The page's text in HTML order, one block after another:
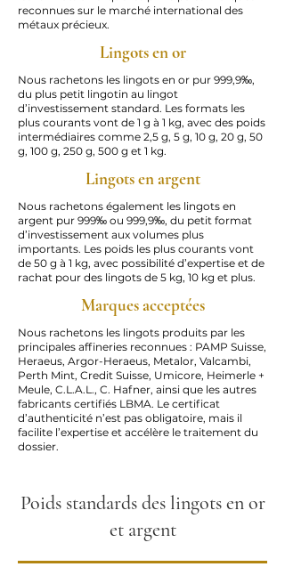
reconnues sur le marché international des
métaux précieux.
Lingots en or
Nous rachetons les lingots en or pur 999,9‰,
du plus petit lingotin au lingot
d’investissement standard. Les formats les
plus courants vont de 1 g à 1 kg, avec des poids
intermédiaires comme 2,5 g, 5 g, 10 g, 20 g, 50
g, 100 g, 250 g, 500 g et 1 kg.
Lingots en argent
Nous rachetons également les lingots en
argent pur 999‰ ou 999,9‰, du petit format
d’investissement aux volumes plus
importants. Les poids les plus courants vont
de 50 g à 1 kg, avec possibilité d’expertise et de
rachat pour des lingots de 5 kg, 10 kg et plus.
Marques acceptées
Nous rachetons les lingots produits par les
principales affineries reconnues : PAMP Suisse,
Heraeus, Argor-Heraeus, Metalor, Valcambi,
Perth Mint, Credit Suisse, Umicore, Heimerle +
Meule, C.L.A.L., C. Hafner, ainsi que les autres
fabricants certifiés LBMA. Le certificat
d’authenticité n’est pas obligatoire, mais il
facilite l’expertise et accélère le traitement du
dossier.
Poids standards des lingots en or
et argent